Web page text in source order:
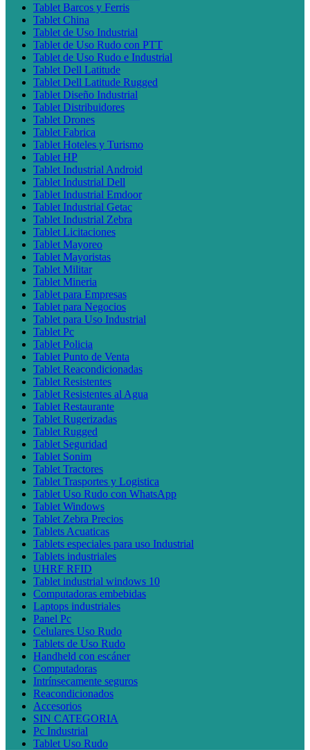
Tablet Barcos y Ferris
Tablet China
Tablet de Uso Industrial
Tablet de Uso Rudo con PTT
Tablet de Uso Rudo e Industrial
Tablet Dell Latitude
Tablet Dell Latitude Rugged
Tablet Diseño Industrial
Tablet Distribuidores
Tablet Drones
Tablet Fabrica
Tablet Hoteles y Turismo
Tablet HP
Tablet Industrial Android
Tablet Industrial Dell
Tablet Industrial Emdoor
Tablet Industrial Getac
Tablet Industrial Zebra
Tablet Licitaciones
Tablet Mayoreo
Tablet Mayoristas
Tablet Militar
Tablet Mineria
Tablet para Empresas
Tablet para Negocios
Tablet para Uso Industrial
Tablet Pc
Tablet Policia
Tablet Punto de Venta
Tablet Reacondicionadas
Tablet Resistentes
Tablet Resistentes al Agua
Tablet Restaurante
Tablet Rugerizadas
Tablet Rugged
Tablet Seguridad
Tablet Sonim
Tablet Tractores
Tablet Trasportes y Logistica
Tablet Uso Rudo con WhatsApp
Tablet Windows
Tablet Zebra Precios
Tablets Acuaticas
Tablets especiales para uso Industrial
Tablets industriales
UHRF RFID
Tablet industrial windows 10
Computadoras embebidas
Laptops industriales
Panel Pc
Celulares Uso Rudo
Tablets de Uso Rudo
Handheld con escáner
Computadoras
Intrínsecamente seguros
Reacondicionados
Accesorios
SIN CATEGORIA
Pc Industrial
Tablet Uso Rudo